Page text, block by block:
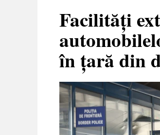
Facilități
în țară din